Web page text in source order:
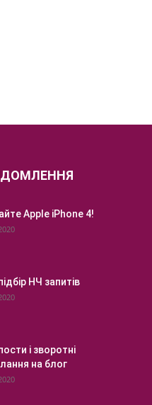
Apple iPhone 4!
НЧ запитів
і зворотні
на блог